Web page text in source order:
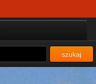
szukaj